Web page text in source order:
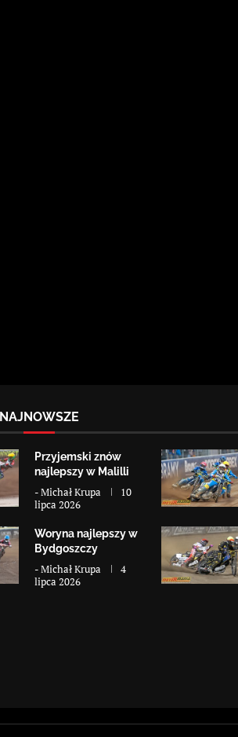
NAJNOWSZE
Przyjemski znów
najlepszy w Malilli
-Michał Krupa
10
lipca 2026
Woryna najlepszy w
Bydgoszczy
-Michał Krupa
4
lipca 2026